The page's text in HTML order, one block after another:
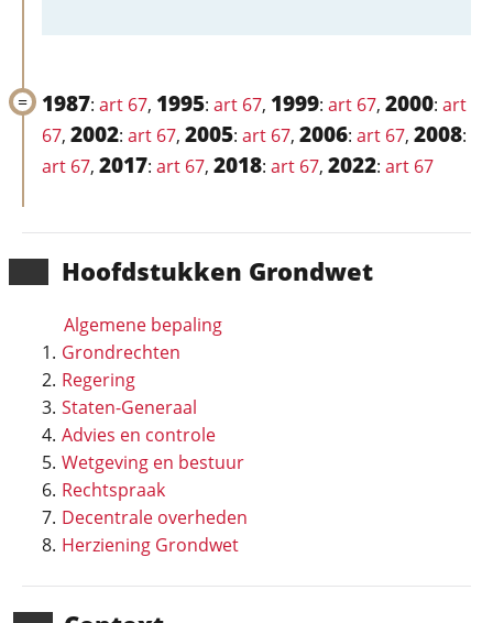
Hoofd­stukken Grondwet
Algemene bepaling
Grondrechten
Regering
Staten-Generaal
Advies en controle
Wetgeving en bestuur
Rechtspraak
Decentrale overheden
Herziening Grondwet
1987: art 67, 1995: art 67, 1999: art 67, 2000: art
67, 2002: art 67, 2005: art 67, 2006: art 67, 2008:
art 67, 2017: art 67, 2018: art 67, 2022: art 67